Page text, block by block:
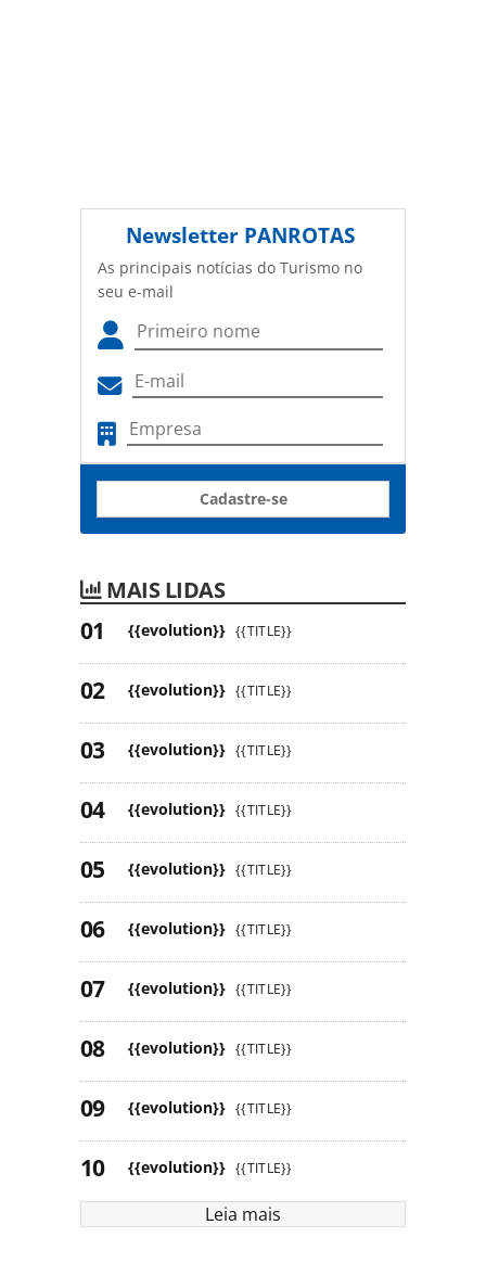
Newsletter PANROTAS
As principais notícias do Turismo no
seu e-mail
Cadastre-se
MAIS LIDAS
{{evolution}} {{TITLE}}
{{evolution}} {{TITLE}}
{{evolution}} {{TITLE}}
{{evolution}} {{TITLE}}
{{evolution}} {{TITLE}}
{{evolution}} {{TITLE}}
{{evolution}} {{TITLE}}
{{evolution}} {{TITLE}}
{{evolution}} {{TITLE}}
{{evolution}} {{TITLE}}
Leia mais